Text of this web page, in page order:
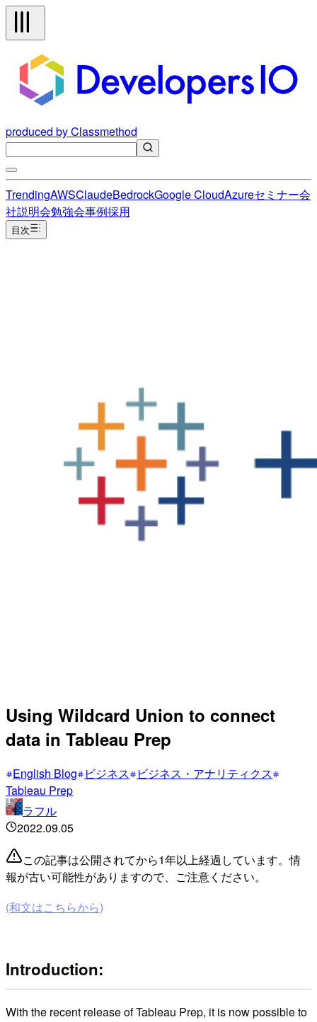
produced by Classmethod
TrendingAWSClaudeBedrockGoogle CloudAzureセミナー会
社説明会勉強会事例採用
目次
Using Wildcard Union to connect
data in Tableau Prep
English Blog ビジネス
ビジネス・アナリティクス
Tableau Prep
ラフル
2022.09.05
この記事は公開されてから1年以上経過しています。情
報が古い可能性がありますので、ご注意ください。
(和文はこちらから)
Introduction:
With the recent release of Tableau Prep, it is now possible to